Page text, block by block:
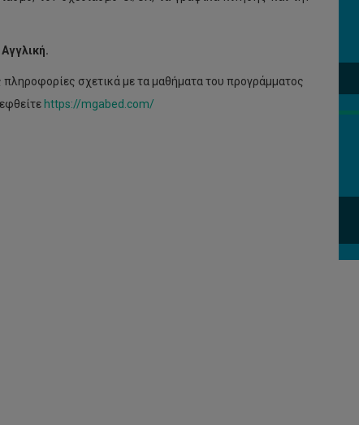
πληροφορίες σχετικά με τα μαθήματα του προγράμματος
https://mgabed.com/